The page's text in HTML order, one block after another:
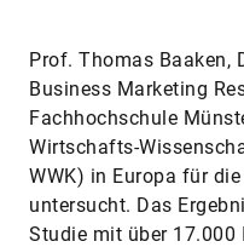
Prof. Thomas Baaken,
Business Marketing
Fachhochschule
Wirtschafts-
WWK) in Europa für
untersucht. Das
Studie mit über 17.000